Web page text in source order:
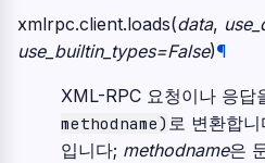
xmlrpc.client.loads(data,
use_builtin_types=False)¶
XML-RPC 요청이나 응답
methodname) 로 변환합니
입니다; methodname은